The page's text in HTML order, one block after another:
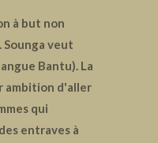
à but non
veut
Bantu). La
ambition d'aller
qui
entraves à